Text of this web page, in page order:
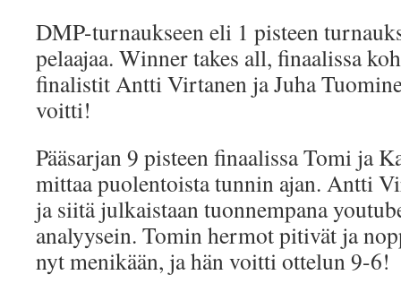
DMP-turnaukseen eli 1 pisteen
pelaajaa. Winner takes all, finaalissa
finalistit Antti Virtanen ja Juha
voitti!
Pääsarjan 9 pisteen finaalissa Tomi ja
mittaa puolentoista tunnin ajan. Antti
ja siitä julkaistaan tuonnempana
analyysein. Tomin hermot pitivät ja
nyt menikään, ja hän voitti ottelun 9-6!